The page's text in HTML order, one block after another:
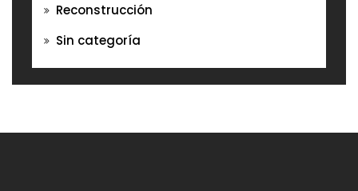
Reconstrucción
Sin categoría